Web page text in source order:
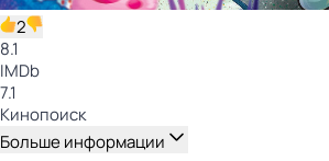
2
8.1
IMDb
7.1
Кинопоиск
Больше информации